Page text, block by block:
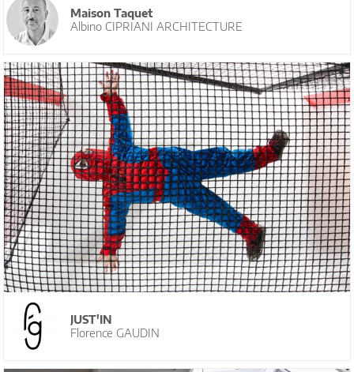
Maison Taquet
Albino CIPRIANI ARCHITECTURE
JUST'IN
Florence GAUDIN